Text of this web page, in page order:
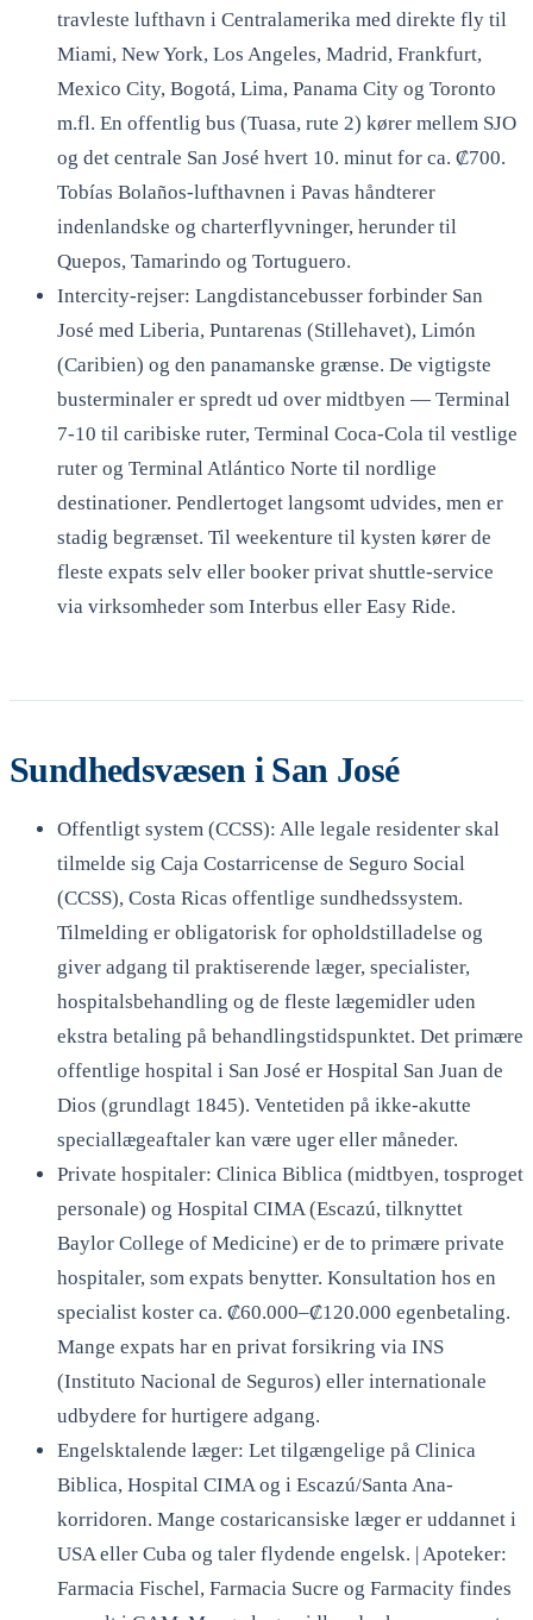
travleste lufthavn i Centralamerika med direkte fly til
Miami, New York, Los Angeles, Madrid, Frankfurt,
Mexico City, Bogotá, Lima, Panama City og Toronto
m.fl. En offentlig bus (Tuasa, rute 2) kører mellem SJO
og det centrale San José hvert 10. minut for ca. ₡700.
Tobías Bolaños-lufthavnen i Pavas håndterer
indenlandske og charterflyvninger, herunder til
Quepos, Tamarindo og Tortuguero.
Intercity-rejser: Langdistancebusser forbinder San
José med Liberia, Puntarenas (Stillehavet), Limón
(Caribien) og den panamanske grænse. De vigtigste
busterminaler er spredt ud over midtbyen — Terminal
7-10 til caribiske ruter, Terminal Coca-Cola til vestlige
ruter og Terminal Atlántico Norte til nordlige
destinationer. Pendlertoget langsomt udvides, men er
stadig begrænset. Til weekenture til kysten kører de
fleste expats selv eller booker privat shuttle-service
via virksomheder som Interbus eller Easy Ride.
Sundhedsvæsen i San José
Offentligt system (CCSS): Alle legale residenter skal
tilmelde sig Caja Costarricense de Seguro Social
(CCSS), Costa Ricas offentlige sundhedssystem.
Tilmelding er obligatorisk for opholdstilladelse og
giver adgang til praktiserende læger, specialister,
hospitalsbehandling og de fleste lægemidler uden
ekstra betaling på behandlingstidspunktet. Det primære
offentlige hospital i San José er Hospital San Juan de
Dios (grundlagt 1845). Ventetiden på ikke-akutte
speciallægeaftaler kan være uger eller måneder.
Private hospitaler: Clinica Biblica (midtbyen, tosproget
personale) og Hospital CIMA (Escazú, tilknyttet
Baylor College of Medicine) er de to primære private
hospitaler, som expats benytter. Konsultation hos en
specialist koster ca. ₡60.000–₡120.000 egenbetaling.
Mange expats har en privat forsikring via INS
(Instituto Nacional de Seguros) eller internationale
udbydere for hurtigere adgang.
Engelsktalende læger: Let tilgængelige på Clinica
Biblica, Hospital CIMA og i Escazú/Santa Ana-
korridoren. Mange costaricansiske læger er uddannet i
USA eller Cuba og taler flydende engelsk. | Apoteker:
Farmacia Fischel, Farmacia Sucre og Farmacity findes